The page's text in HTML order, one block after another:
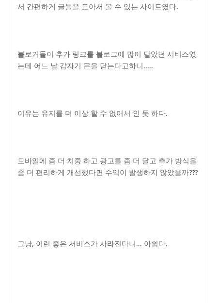
서 간편하게 글들을 모아서 볼 수 있는 사이트였다.
블로거들이 추가 링크를 블로그에 많이 달았던 서비스였
는데 어느 날 갑자기 문을 닫는다고하니.....
이유는 유지를 더 이상 할 수 없어서 인 듯 하다.
모바일에 좀 더 치중 하고 광고를 좀 더 달고 추가 방식을
좀 더 편리하게 개선했다면 수익이 발생하지 않았을까???
그냥, 이런 좋은 서비스가 사라진다니... 아쉽다.